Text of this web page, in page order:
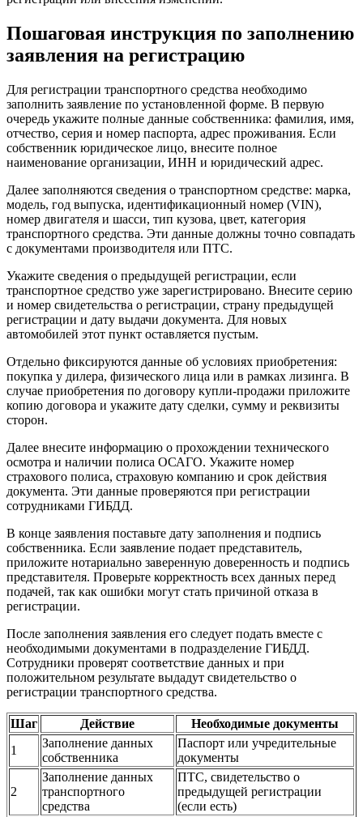
Пошаговая инструкция по заполнению
заявления на регистрацию
Для регистрации транспортного средства необходимо
заполнить заявление по установленной форме. В первую
очередь укажите полные данные собственника: фамилия, имя,
отчество, серия и номер паспорта, адрес проживания. Если
собственник юридическое лицо, внесите полное
наименование организации, ИНН и юридический адрес.
Далее заполняются сведения о транспортном средстве: марка,
модель, год выпуска, идентификационный номер (VIN),
номер двигателя и шасси, тип кузова, цвет, категория
транспортного средства. Эти данные должны точно совпадать
с документами производителя или ПТС.
Укажите сведения о предыдущей регистрации, если
транспортное средство уже зарегистрировано. Внесите серию
и номер свидетельства о регистрации, страну предыдущей
регистрации и дату выдачи документа. Для новых
автомобилей этот пункт оставляется пустым.
Отдельно фиксируются данные об условиях приобретения:
покупка у дилера, физического лица или в рамках лизинга. В
случае приобретения по договору купли-продажи приложите
копию договора и укажите дату сделки, сумму и реквизиты
сторон.
Далее внесите информацию о прохождении технического
осмотра и наличии полиса ОСАГО. Укажите номер
страхового полиса, страховую компанию и срок действия
документа. Эти данные проверяются при регистрации
сотрудниками ГИБДД.
В конце заявления поставьте дату заполнения и подпись
собственника. Если заявление подает представитель,
приложите нотариально заверенную доверенность и подпись
представителя. Проверьте корректность всех данных перед
подачей, так как ошибки могут стать причиной отказа в
регистрации.
После заполнения заявления его следует подать вместе с
необходимыми документами в подразделение ГИБДД.
Сотрудники проверят соответствие данных и при
положительном результате выдадут свидетельство о
регистрации транспортного средства.
Шаг Действие
Необходимые документы
1
Заполнение данных
собственника
Паспорт или учредительные
документы
2
Заполнение данных
транспортного
средства
ПТС, свидетельство о
предыдущей регистрации
(если есть)